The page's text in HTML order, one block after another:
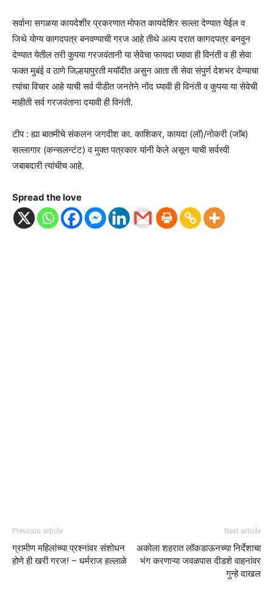
सर्वाना सगळया कायदेशीर प्रकरणात माेफत कायदेशिर सल्ला देण्यात येईल व
जिथे याेग्य कागदपत्र बनवण्याची गरज आहे तीथे अल्प दरात कागदपत्र बनवुन
देण्यात येतील तरी कुपया गरजवंतानी या सेवेचा फायदा घ्यावा ही विनंती व ही सेवा
फक्त मुबंई व ठाणे जिल्हयापुरती मयॉदीत असुन आता ती सेवा संपुर्ण देशभर देण्याचा
त्यांचा विचार आहे याची सर्व पीडीत जनतेने नाेंद घ्यावी ही विनंती व कुपया या सेवेची
माहीती सर्व गरजवंताना दयावी ही विनंती.
टीप : ह्या बातमीचे संकलन जगदीश का. काशिकर, कायदा (लॉ)/नाेकरी (जाॅब)
सल्लागार (कन्सलन्टंट) व मुक्त पत्रकार यांनी केले असून याची सर्वस्वी
जबाबदारी त्यांचीच आहे.
Spread the love
Previous article
ग्रामीण महिलांच्या प्रश्नांवर संशोधन
होणे ही खरी गरज! – धर्मराज हल्लाळे
Next article
अकोला शहरात लॉकडाऊनच्या निर्देशाचा
भंग करणाऱ्या जवळपास दीडशे वाहनांवर
गुन्हे दाखल